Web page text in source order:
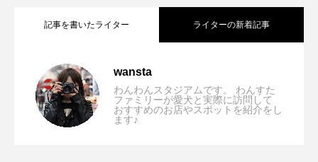
記事を書いたライター ライターの新着記事
wansta
わんわんスタジアムです。 わんすた
ファミリーが愛犬と実際に訪問して
おすすめのお店やスポットを紹介をし
ます♪
2026.08.03 【関西】愛犬とSUPを楽しめるおすすめ
スポット5選！琵琶湖・淡路島で水上散歩
2026.07.28 【2026年最新版】犬と行ける大阪のビー